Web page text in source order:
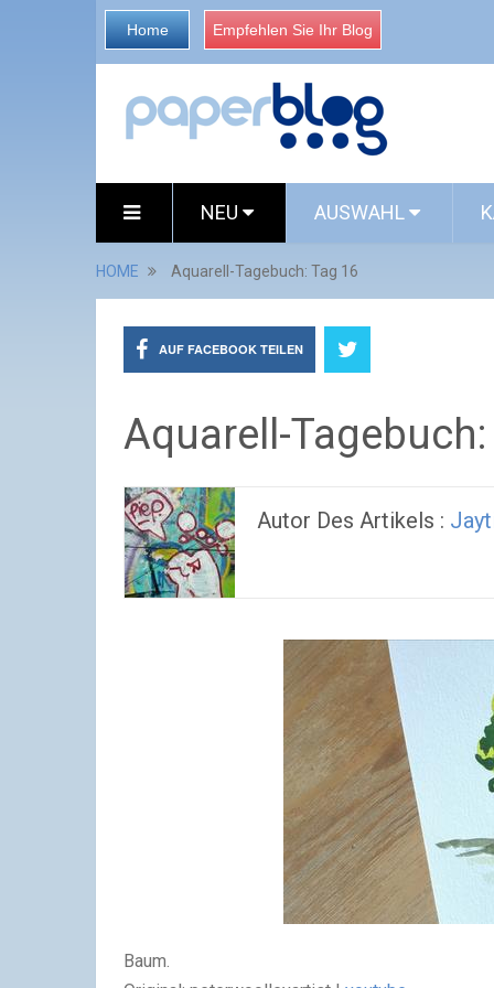
Home Empfehlen Sie Ihr Blog
NEU AUSWAHL
HOME Aquarell-Tagebuch: Tag 16
AUF FACEBOOK TEILEN
Aquarell-Tagebuch:
Autor Des Artikels :
Baum.